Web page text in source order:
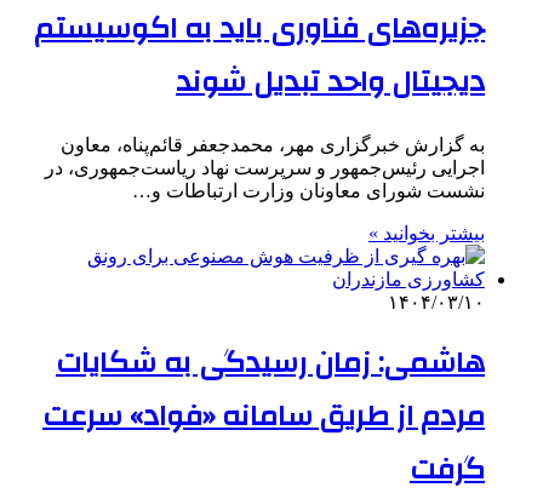
جزیره‌های فناوری باید به اکوسیستم
دیجیتال واحد تبدیل شوند
به گزارش خبرگزاری مهر، محمدجعفر قائم‌پناه، معاون
اجرایی رئیس‌جمهور و سرپرست نهاد ریاست‌جمهوری، در
نشست شورای معاونان وزارت ارتباطات و…
بیشتر بخوانید »
۱۴۰۴/۰۳/۱۰
هاشمی: زمان رسیدگی به شکایات
مردم از طریق سامانه «فواد» سرعت
گرفت